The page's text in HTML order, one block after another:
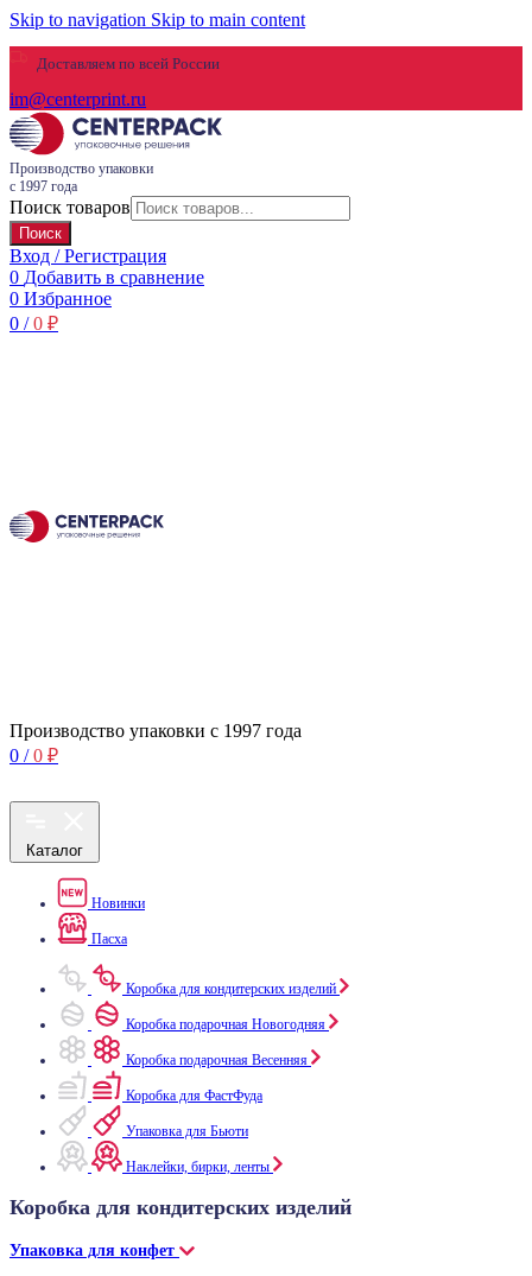
Skip to navigation Skip to main content
Доставляем по всей России
im@centerprint.ru
Производство упаковки
с 1997 года
Поиск товаров
Поиск
Вход / Регистрация
0 Добавить в сравнение
0 Избранное
0 / 0 ₽
Производство упаковки с 1997 года
0 / 0 ₽
Каталог
Новинки
Пасха
Коробка для кондитерских изделий
Коробка подарочная Новогодняя
Коробка подарочная Весенняя
Коробка для ФастФуда
Упаковка для Бьюти
Наклейки, бирки, ленты
Коробка для кондитерских изделий
Упаковка для конфет